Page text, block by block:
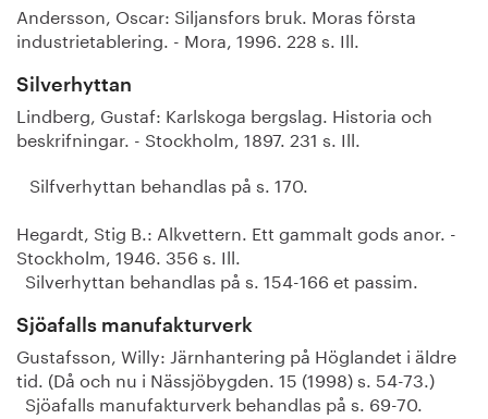
Andersson, Oscar: Siljansfors bruk. Moras första
industrietablering. - Mora, 1996. 228 s. Ill.
Silverhyttan
Lindberg, Gustaf: Karlskoga bergslag. Historia och
beskrifningar. - Stockholm, 1897. 231 s. Ill.
Silfverhyttan behandlas på s. 170.
Hegardt, Stig B.: Alkvettern. Ett gammalt gods anor. -
Stockholm, 1946. 356 s. Ill.
Silverhyttan behandlas på s. 154-166 et passim.
Sjöafalls manufakturverk
Gustafsson, Willy: Järnhantering på Höglandet i äldre
tid. (Då och nu i Nässjöbygden. 15 (1998) s. 54-73.)
Sjöafalls manufakturverk behandlas på s. 69-70.